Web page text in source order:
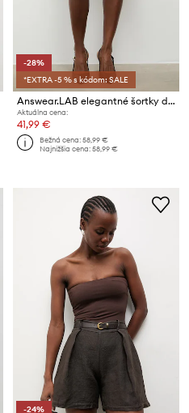
-28%
*EXTRA -5 % s kódom: SALE
Answear.LAB elegantné šortky dámske s viskózou
Aktuálna cena:
41,99 €
Bežná cena:58,99 €
Najnižšia cena:58,99 €
-24%